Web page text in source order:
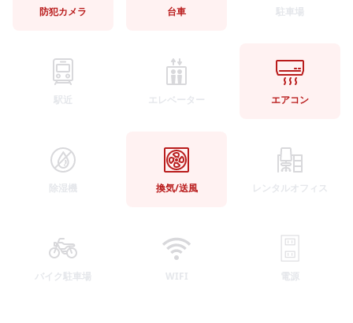
防犯カメラ 台車 駐車場
駅近 エレベーター エアコン
除湿機 換気/送風 レンタルオフィス
バイク駐車場 WIFI 電源